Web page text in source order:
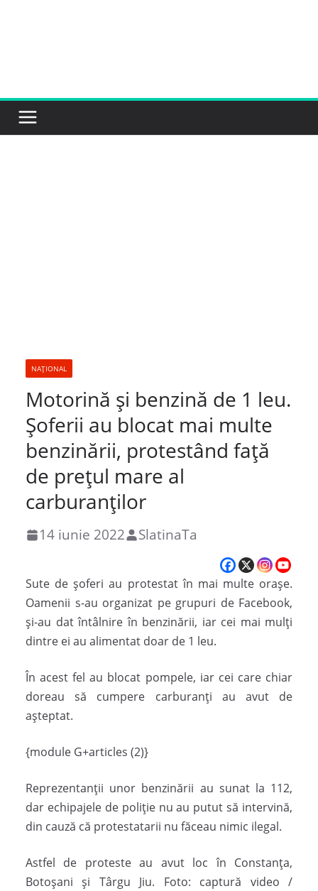
NAȚIONAL
Motorină și benzină de 1 leu.
Șoferii au blocat mai multe
benzinării, protestând față
de prețul mare al
carburanților
14 iunie 2022 SlatinaTa
Sute de șoferi au protestat în mai multe orașe.
Oamenii s-au organizat pe grupuri de Facebook,
și-au dat întâlnire în benzinării, iar cei mai mulți
dintre ei au alimentat doar de 1 leu.
În acest fel au blocat pompele, iar cei care chiar
doreau să cumpere carburanți au avut de
așteptat.
{module G+articles (2)}
Reprezentanții unor benzinării au sunat la 112,
dar echipajele de poliție nu au putut să intervină,
din cauză că protestatarii nu făceau nimic ilegal.
Astfel de proteste au avut loc în Constanța,
Botoșani și Târgu Jiu. Foto: captură video /